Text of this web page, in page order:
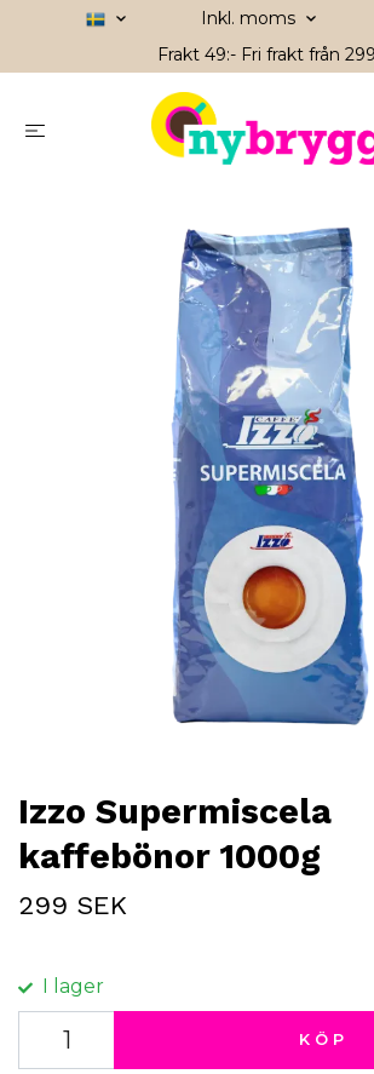
Inkl. moms
Frakt 49:- Fri frakt från
Izzo Supermiscela
kaffebönor 1000g
299 SEK
I lager
KÖP